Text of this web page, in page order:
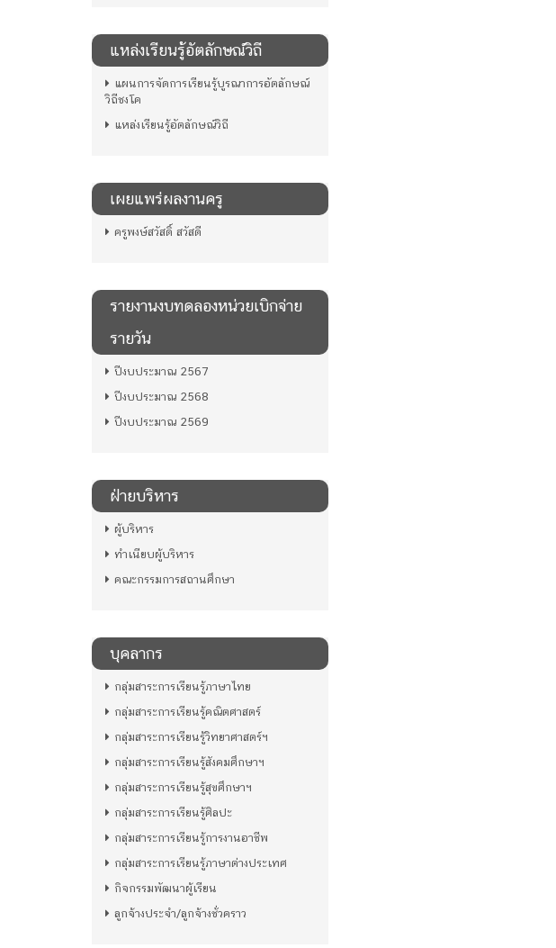
แหล่งเรียนรู้อัตลักษณ์วิถี
แผนการจัดการเรียนรู้บูรณาการอัตลักษณ์
วิถีชงโค
แหล่งเรียนรู้อัตลักษณ์วิถี
เผยแพร่ผลงานครู
ครูพงษ์สวัสดิ์ สวัสดี
รายงานงบทดลองหน่วยเบิกจ่าย
รายวัน
ปีงบประมาณ 2567
ปีงบประมาณ 2568
ปีงบประมาณ 2569
ฝ่ายบริหาร
ผู้บริหาร
ทำเนียบผู้บริหาร
คณะกรรมการสถานศึกษา
บุคลากร
กลุ่มสาระการเรียนรู้ภาษาไทย
กลุ่มสาระการเรียนรู้คณิตศาสตร์
กลุ่มสาระการเรียนรู้วิทยาศาสตร์ฯ
กลุ่มสาระการเรียนรู้สังคมศึกษาฯ
กลุ่มสาระการเรียนรู้สุขศึกษาฯ
กลุ่มสาระการเรียนรู้ศิลปะ
กลุ่มสาระการเรียนรู้การงานอาชีพ
กลุ่มสาระการเรียนรู้ภาษาต่างประเทศ
กิจกรรมพัฒนาผู้เรียน
ลูกจ้างประจำ/ลูกจ้างชั่วคราว